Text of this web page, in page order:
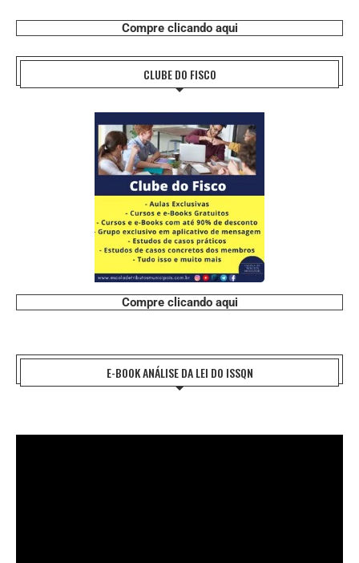
Compre clicando aqui
CLUBE DO FISCO
Compre clicando aqui
E-BOOK ANÁLISE DA LEI DO ISSQN